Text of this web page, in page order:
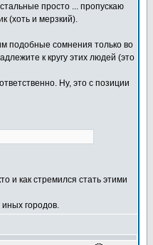
просто ... пропускаю
(хоть и мерзкий).
подобные сомнения только во
к кругу этих людей (это
Ну, это с позиции
и как стремился стать этими
городов.